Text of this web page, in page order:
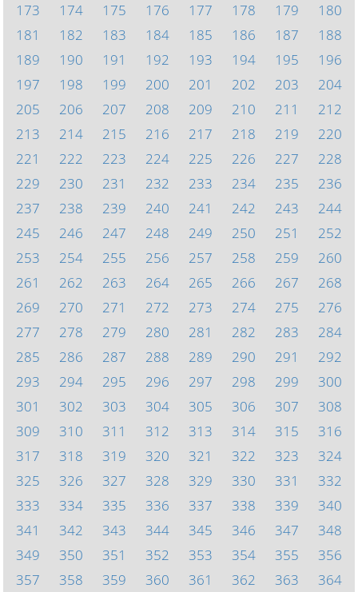
173
174 175 176 177 178 179
180
181
182 183 184 185 186 187
188
189
190 191 192 193 194 195
196
197
198 199 200 201 202 203
204
205
206 207 208 209 210 211
212
213
214 215 216 217 218 219
220
221
222 223 224 225 226 227
228
229
230 231 232 233 234 235
236
237
238 239 240 241 242 243
244
245
246 247 248 249 250 251
252
253
254 255 256 257 258 259
260
261
262 263 264 265 266 267
268
269
270 271 272 273 274 275
276
277
278 279 280 281 282 283
284
285
286 287 288 289 290 291
292
293
294 295 296 297 298 299
300
301
302 303 304 305 306 307
308
309
310 311 312 313 314 315
316
317
318 319 320 321 322 323
324
325
326 327 328 329 330 331
332
333
334 335 336 337 338 339
340
341
342 343 344 345 346 347
348
349
350 351 352 353 354 355
356
357
358 359 360 361 362 363 364